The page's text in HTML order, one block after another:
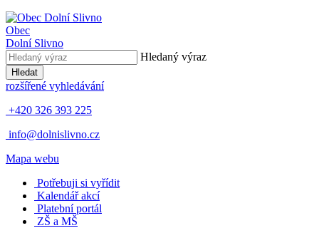
Obec
Dolní Slivno
Hledaný výraz
Hledat
rozšířené vyhledávání
+420 326 393 225
info@dolnislivno.cz
Mapa webu
Potřebuji si vyřídit
Kalendář akcí
Platební portál
ZŠ a MŠ